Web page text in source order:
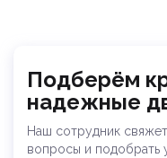
Подберём
надежные
Наш сотрудник
вопросы и подобрать